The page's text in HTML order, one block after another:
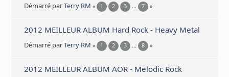
Démarré parTerry RM « 1 2 3 ... 7 »
2012 MEILLEUR ALBUM Hard Rock - Heavy Metal
Démarré parTerry RM « 1 2 3 ... 8 »
2012 MEILLEUR ALBUM AOR - Melodic Rock